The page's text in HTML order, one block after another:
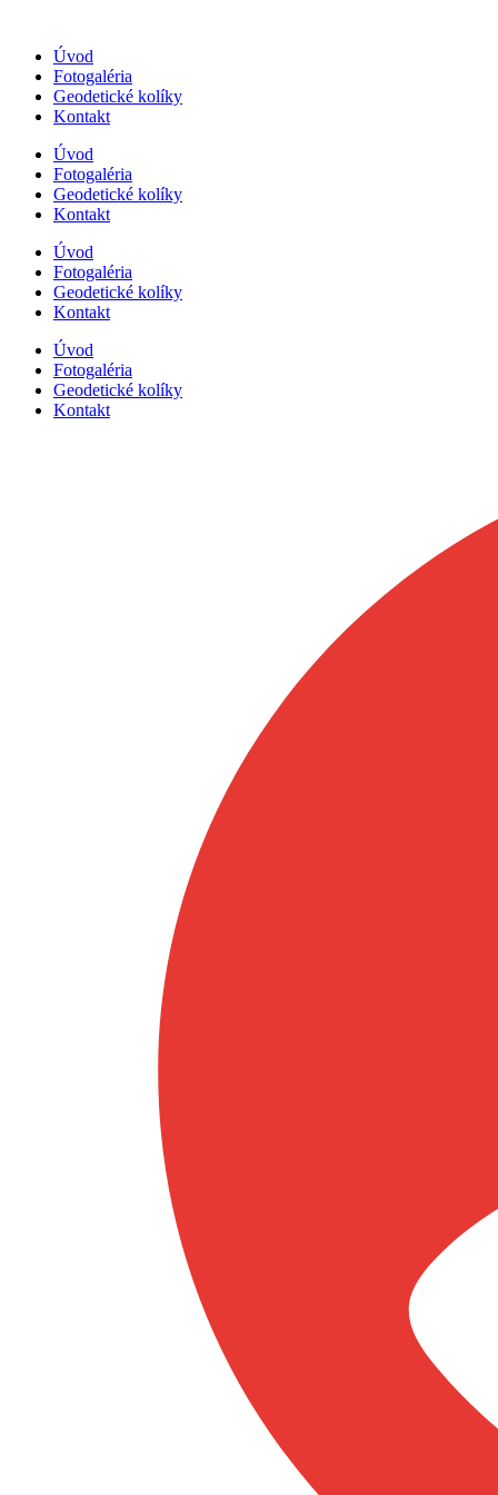
obsah
Úvod
Fotogaléria
Geodetické kolíky
Kontakt
Úvod
Fotogaléria
Geodetické kolíky
Kontakt
Úvod
Fotogaléria
Geodetické kolíky
Kontakt
Úvod
Fotogaléria
Geodetické kolíky
Kontakt